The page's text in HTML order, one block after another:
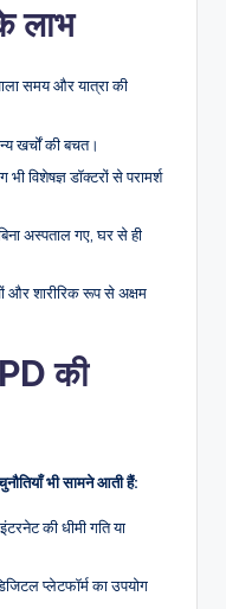
लाभ
समय और यात्रा की
खर्चों की बचत।
विशेषज्ञ डॉक्टरों से परामर्श
अस्पताल गए, घर से ही
और शारीरिक रूप से अक्षम
की
भी सामने आती हैं:
की धीमी गति या
प्लेटफॉर्म का उपयोग